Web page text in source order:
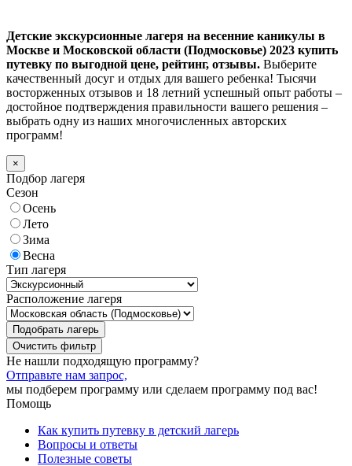
Детские экскурсионные лагеря на весенние каникулы в
Москве и Московской области (Подмосковье) 2023 купить
путевку по выгодной цене, рейтинг, отзывы. Выберите
качественный досуг и отдых для вашего ребенка! Тысячи
восторженных отзывов и 18 летний успешный опыт работы –
достойное подтверждения правильности вашего решения –
выбрать одну из наших многочисленных авторских
программ!
×
Подбор лагеря
Сезон
Осень
Лето
Зима
Весна
Тип лагеря
Расположение лагеря
Подобрать лагерь
Не нашли подходящую программу?
Отправьте нам запрос,
мы подберем программу или сделаем программу под вас!
Помощь
Как купить путевку в детский лагерь
Вопросы и ответы
Полезные советы